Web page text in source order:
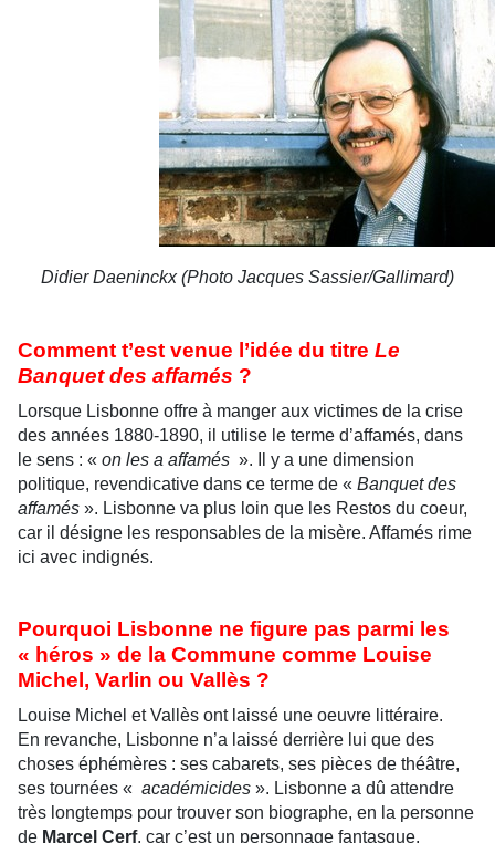
Didier Daeninckx (Photo Jacques Sassier/Gallimard)
Comment t’est venue l’idée du titre Le
Banquet des affamés ?
Lorsque Lisbonne offre à manger aux victimes de la crise
des années 1880-1890, il utilise le terme d’affamés, dans
le sens : « on les a affamés ». Il y a une dimension
politique, revendicative dans ce terme de « Banquet des
affamés ». Lisbonne va plus loin que les Restos du coeur,
car il désigne les responsables de la misère. Affamés rime
ici avec indignés.
Pourquoi Lisbonne ne figure pas parmi les
« héros » de la Commune comme Louise
Michel, Varlin ou Vallès ?
Louise Michel et Vallès ont laissé une oeuvre littéraire.
En revanche, Lisbonne n’a laissé derrière lui que des
choses éphémères : ses cabarets, ses pièces de théâtre,
ses tournées « académicides ». Lisbonne a dû attendre
très longtemps pour trouver son biographe, en la personne
de Marcel Cerf, car c’est un personnage fantasque,